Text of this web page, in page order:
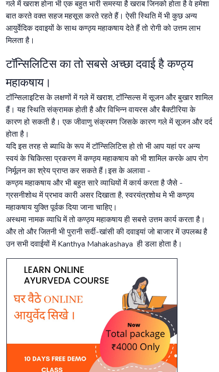
गले में खराश होना भी एक बहुत भारी समस्या है खराब जिनको होता है वे हमेशा
बात करते वक्त सहज महसूस करते रहते हैं। ऐसी स्थिति में भी कुछ अन्य
आयुर्वेदिक दवाइयों के साथ कण्ठ्य महाकषाय देते हैं तो रोगी को उत्तम लाभ
मिलता है।
टॉन्सिलिटिस का तो सबसे अच्छा दवाई है कण्ठ्य
महाकषाय।
टॉन्सिलाइटिस के लक्षणों में गले में खराश, टॉन्सिल्स में सूजन और बुखार शामिल
हैं। यह स्थिति संक्रामक होती है और विभिन्न वायरस और बैक्टीरिया के
कारण हो सकती है। एक जीवाणु संक्रमण जिसके कारण गले में सूजन और दर्द
होता है।
यदि इस तरह से ब्याधि के रूप में टॉन्सिलिटिस हो तो भी आप यहां पर अन्य
स्वयं के चिकित्सा प्रकरण में कण्ठ्य महाकषाय को भी शामिल करके आप रोग
निर्मूलन का श्रेय प्राप्त कर सकते हैं।इस के अलावा -
कण्ठ्य महाकषाय और भी बहुत सारे व्याधियों में कार्य करता है जैसे -
ग्रसनीशोथ में प्रभाव कारी असर दिखाता है, स्वरयंत्रशोथ मे भी कण्ठ्य
महाकषाय युक्ति पूर्वक दिया जाना चाहिए।
अस्थमा नामक व्याधि में तो कण्ठ्य महाकषाय ही सबसे उत्तम कार्य करता है।
और तो और जितनी भी पुरानी सर्दी-खांसी की दवाइयां जो बाजार में उपलब्ध है
उन सभी दवाईयों में Kanthya Mahakashaya ही डला होता है।